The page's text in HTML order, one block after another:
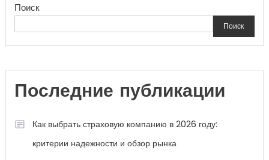
записям
Поиск
Поиск
Последние публикации
Как выбрать страховую компанию в 2026 году:
критерии надежности и обзор рынка